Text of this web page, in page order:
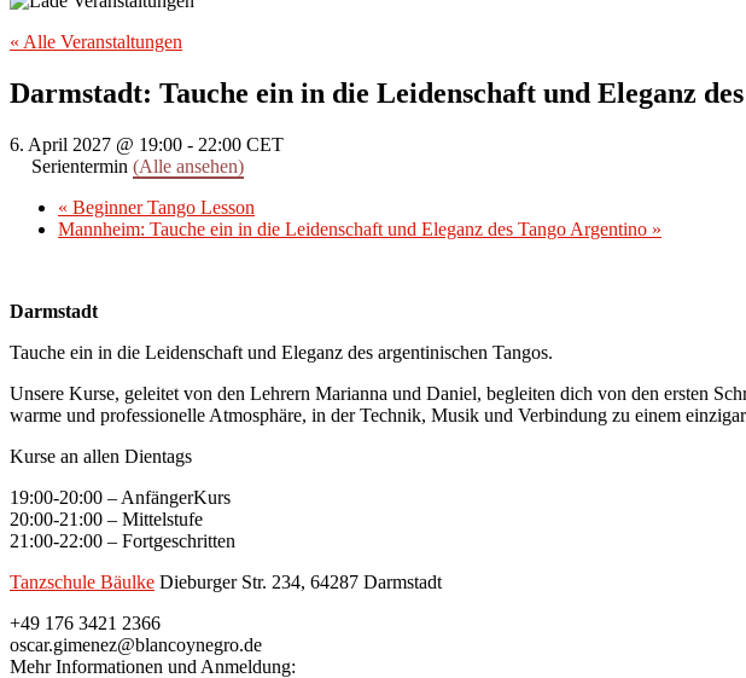
« Alle Veranstaltungen
Darmstadt: Tauche ein in die Leidenschaft und Eleganz
6. April 2027 @ 19:00 - 22:00 CET
Serientermin (Alle ansehen)
« Beginner Tango Lesson
Mannheim: Tauche ein in die Leidenschaft und Eleganz des Tango Argentino »
Darmstadt
Tauche ein in die Leidenschaft und Eleganz des argentinischen Tangos.
Unsere Kurse, geleitet von den Lehrern Marianna und Daniel, begleiten dich von den ersten
warme und professionelle Atmosphäre, in der Technik, Musik und Verbindung zu einem
Kurse an allen Dientags
19:00-20:00 – AnfängerKurs
20:00-21:00 – Mittelstufe
21:00-22:00 – Fortgeschritten
Tanzschule Bäulke Dieburger Str. 234, 64287 Darmstadt
+49 176 3421 2366
oscar.gimenez@blancoynegro.de
Mehr Informationen und Anmeldung: